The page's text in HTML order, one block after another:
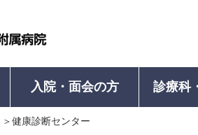
外来受診について
入院・面会の方 診療科
医療関係者の方
健康診断センター